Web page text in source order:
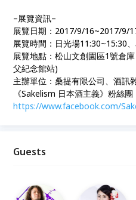
–展覽資訊–
展覽日期：2017/9/16~2017/9/
展覽時間：日光場11:30~15:30
展覽地點：松山文創園區1號倉
父紀念館站)
主辦單位：桑提有限公司、酒訊
《Sakelism 日本酒主義》粉絲團
https://www.facebook.com/
Guests